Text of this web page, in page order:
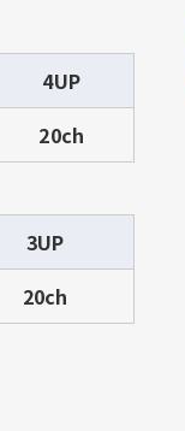
4UP
20ch
3UP
20ch